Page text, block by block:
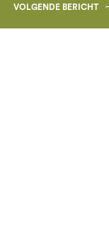
VOLGENDEBERICHT